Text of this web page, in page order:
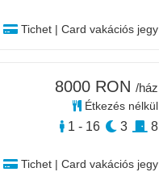
Tichet | Card vakációs jegy
Tichet | Card vakációs jegy
8000 RON /ház
Étkezés nélkül
1 - 16 3 8